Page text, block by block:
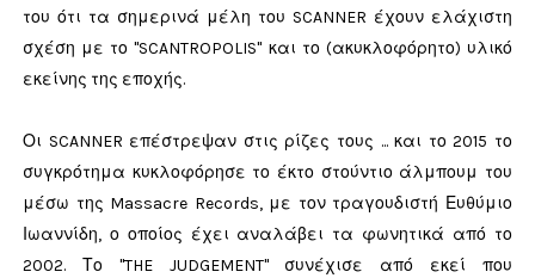
του ότι τα σημερινά μέλη του SCANNER έχουν ελάχιστη
σχέση με το "SCANTROPOLIS" και το (ακυκλοφόρητο) υλικό
εκείνης της εποχής.
Οι SCANNER επέστρεψαν στις ρίζες τους ... και το 2015 το
συγκρότημα κυκλοφόρησε το έκτο στούντιο άλμπουμ του
μέσω της Massacre Records, με τον τραγουδιστή Ευθύμιο
Ιωαννίδη, ο οποίος έχει αναλάβει τα φωνητικά από το
2002. Το "THE JUDGEMENT" συνέχισε από εκεί που